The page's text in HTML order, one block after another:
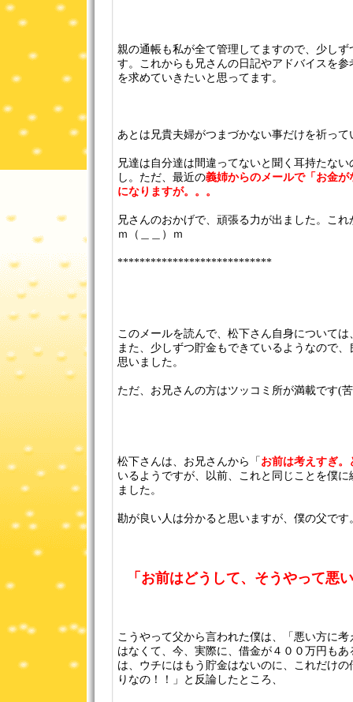
親の通帳も私が全て管理してますので、少し
す。これからも兄さんの日記やアドバイスを
を求めていきたいと思ってます。
あとは兄貴夫婦がつまづかない事だけを祈って
兄達は自分達は間違ってないと聞く耳持たな
し。ただ、最近の義姉からのメールで「お金
になりますが。。。
兄さんのおかげで、頑張る力が出ました。こ
ｍ（＿＿）ｍ
****************************
このメールを読んで、松下さん自身について
また、少しずつ貯金もできているようなので
思いました。
ただ、お兄さんの方はツッコミ所が満載です(
松下さんは、お兄さんから「 お前は考えすぎ。
いるようですが、以前、これと同じことを僕
ました。
勘が良い人は分かると思いますが、僕の父です
「お前はどうして、そうやって悪
こうやって父から言われた僕は、「悪い方に
はなくて、今、実際に、借金が４００万円も
は、ウチにはもう貯金はないのに、これだけ
りなの！！」と反論したところ、